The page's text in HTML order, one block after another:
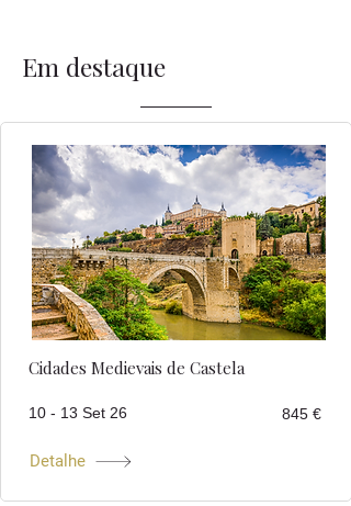
Em destaque
Cidades Medievais de Castela
10 - 13 Set 26 845 €
Detalhe